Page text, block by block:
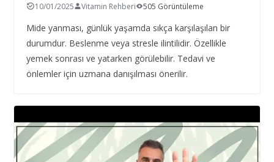
10/01/2025 Vitamin Rehberi 505 Görüntüleme
Mide yanması, günlük yaşamda sıkça karşılaşılan bir
durumdur. Beslenme veya stresle ilintilidir. Özellikle
yemek sonrası ve yatarken görülebilir. Tedavi ve
önlemler için uzmana danışılması önerilir.